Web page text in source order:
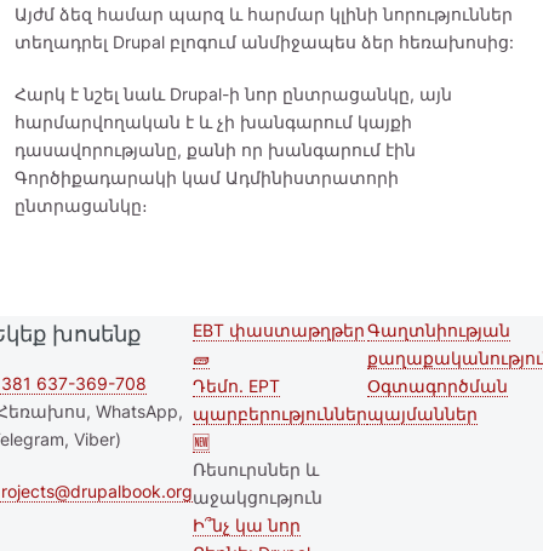
Այժմ ձեզ համար պարզ և հարմար կլինի նորություններ
տեղադրել Drupal բլոգում անմիջապես ձեր հեռախոսից:
Հարկ է նշել նաև Drupal-ի նոր ընտրացանկը, այն
հարմարվողական է և չի խանգարում կայքի
դասավորությանը, քանի որ խանգարում էին
Գործիքադարակի կամ Ադմինիստրատորի
ընտրացանկը։
խոսենք
637-369-708
WhatsApp,
Viber)
Second
footer
menu
EBT փաստաթղթեր
🧱
Դեմո. EPT
պարբերություններ
🆕
Ռեսուրսներ և
աջակցություն
Ի՞նչ կա նոր
Footer menu
Գաղտնիության
Օգտագործման
պայմաններ